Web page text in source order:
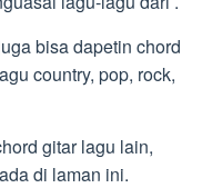
bisa dapetin chord
country, pop, rock,
gitar lagu lain,
di laman ini.